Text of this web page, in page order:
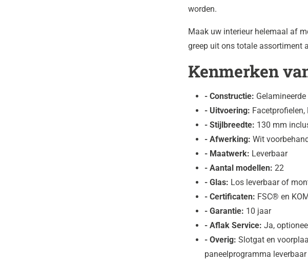
worden.
Maak uw interieur helemaal af
greep uit ons totale assortiment
Kenmerken
- Constructie:
- Uitvoering:
- Stijlbreedte: 130 mm
- Afwerking: Wit
- Maatwerk: Leverbaar
- Aantal modellen: 22
- Glas: Los leverbaar of
- Certificaten: FSC® en
- Garantie: 10 jaar
- Aflak Service: Ja, optioneel
- Overig: Slotgat en
paneelprogramma